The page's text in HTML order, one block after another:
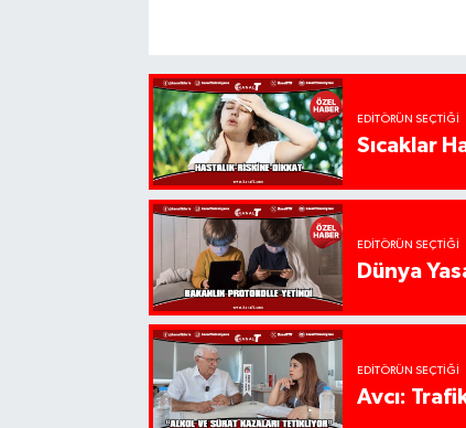
EDITÖRÜN SEÇTIĞI
Sıcaklar
EDITÖRÜN SEÇTIĞI
Dünya
EDITÖRÜN SEÇTIĞI
Avcı: